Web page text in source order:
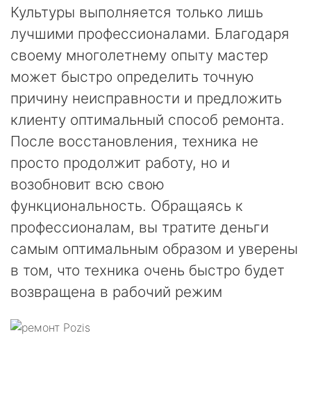
Культуры выполняется только лишь
лучшими профессионалами. Благодаря
своему многолетнему опыту мастер
может быстро определить точную
причину неисправности и предложить
клиенту оптимальный способ ремонта.
После восстановления, техника не
просто продолжит работу, но и
возобновит всю свою
функциональность. Обращаясь к
профессионалам, вы тратите деньги
самым оптимальным образом и уверены
в том, что техника очень быстро будет
возвращена в рабочий режим